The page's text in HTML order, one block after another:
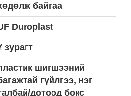
байгаа
Duroplast
зурагт
шигшээний
гүйлгээ, нэг
дотоод бокс